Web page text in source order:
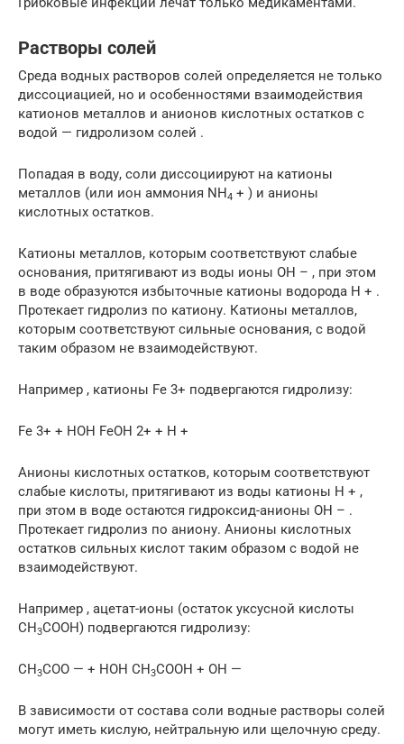
Растворы солей
Среда водных растворов солей определяется не только
диссоциацией, но и особенностями взаимодействия
катионов металлов и анионов кислотных остатков с
водой — гидролизом солей .
Попадая в воду, соли диссоциируют на катионы
металлов (или ион аммония NH4 + ) и анионы
кислотных остатков.
Катионы металлов, которым соответствуют слабые
основания, притягивают из воды ионы ОН – , при этом
в воде образуются избыточные катионы водорода Н + .
Протекает гидролиз по катиону. Катионы металлов,
которым соответствуют сильные основания, с водой
таким образом не взаимодействуют.
Например , катионы Fe 3+ подвергаются гидролизу:
Fe 3+ + HOH FeOH 2+ + H +
Анионы кислотных остатков, которым соответствуют
слабые кислоты, притягивают из воды катионы Н + ,
при этом в воде остаются гидроксид-анионы ОН – .
Протекает гидролиз по аниону. Анионы кислотных
остатков сильных кислот таким образом с водой не
взаимодействуют.
Например , ацетат-ионы (остаток уксусной кислоты
CH3COOH) подвергаются гидролизу:
CH3COO — + HOH CH3COOH + OH —
В зависимости от состава соли водные растворы солей
могут иметь кислую, нейтральную или щелочную среду.